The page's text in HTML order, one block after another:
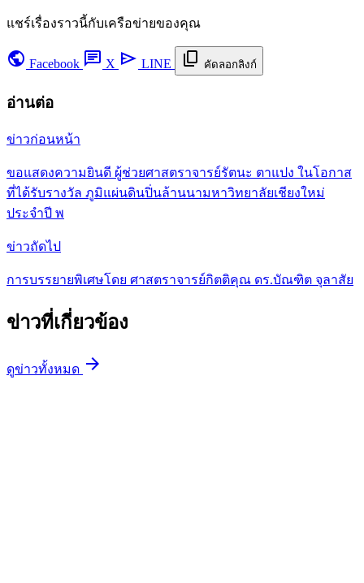
แชร์เรื่องราวนี้กับเครือข่ายของคุณ
public Facebook chat X send LINE content_copy คัดลอกลิงก์
อ่านต่อ
ข่าวก่อนหน้า
ขอแสดงความยินดี ผู้ช่วยศาสตราจารย์รัตนะ ตาแปง ในโอกาส
ที่ได้รับรางวัล ภูมิแผ่นดินปิ่นล้านนามหาวิทยาลัยเชียงใหม่
ประจำปี พ
ข่าวถัดไป
การบรรยายพิเศษโดย ศาสตราจารย์กิตติคุณ ดร.บัณฑิต จุลาสัย
ข่าวที่เกี่ยวข้อง
ดูข่าวทั้งหมด arrow_forward